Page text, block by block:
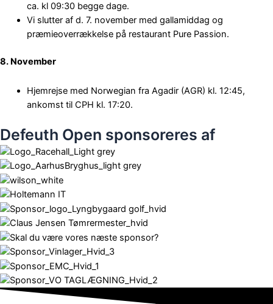
ca. kl 09:30 begge dage.
Vi slutter af d. 7. november med gallamiddag og
præmieoverrækkelse på restaurant Pure Passion.
8. November
Hjemrejse med Norwegian fra Agadir (AGR) kl. 12:45,
ankomst til CPH kl. 17:20.
Defeuth Open sponsoreres af